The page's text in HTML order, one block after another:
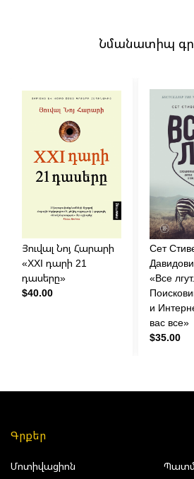
Նմանատիպ
Յուվալ Նոյ Հարարի
«XXI դարի 21
դասերը»
$40.00
Cет
«Все лгут.
и
вас все»
$35.00
Գրքեր
Մոտիվացիոն